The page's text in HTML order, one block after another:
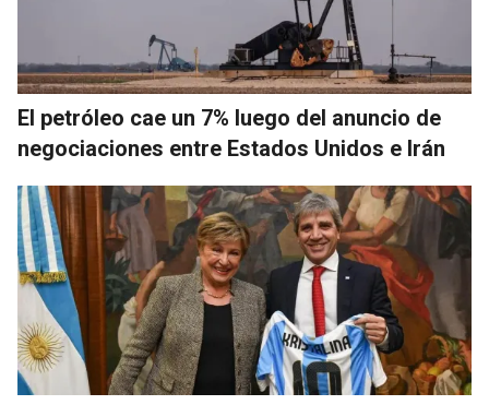
El petróleo cae un 7% luego del anuncio de
negociaciones entre Estados Unidos e Irán